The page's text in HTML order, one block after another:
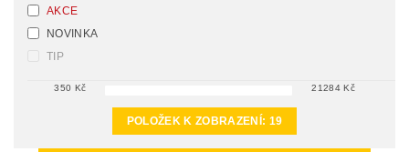
AKCE
NOVINKA
TIP
350 Kč 21284Kč
POLOŽEK K ZOBRAZENÍ: 19